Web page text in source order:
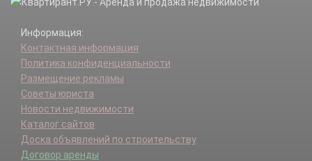
Информация:
Контактная информация
Политика конфиденциальности
Размещение рекламы
Советы юриста
Новости недвижимости
Каталог сайтов
Доска объявлений по строительству
Договор аренды